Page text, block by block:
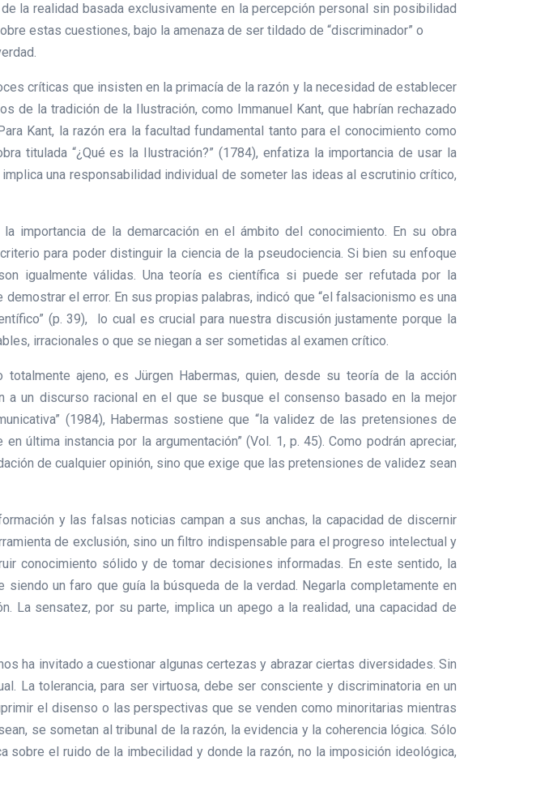
la realidad basada exclusivamente en la percepción personal sin posibilidad
estas cuestiones, bajo la amenaza de ser tildado de “discriminador” o
críticas que insisten en la primacía de la razón y la necesidad de establecer
de la tradición de la Ilustración, como Immanuel Kant, que habrían rechazado
Kant, la razón era la facultad fundamental tanto para el conocimiento como
titulada “¿Qué es la Ilustración?” (1784), enfatiza la importancia de usar la
una responsabilidad individual de someter las ideas al escrutinio crítico,
importancia de la demarcación en el ámbito del conocimiento. En su obra
para poder distinguir la ciencia de la pseudociencia. Si bien su enfoque
igualmente válidas. Una teoría es científica si puede ser refutada por la
el error. En sus propias palabras, indicó que “el falsacionismo es una
(p. 39), lo cual es crucial para nuestra discusión justamente porque la
irracionales o que se niegan a ser sometidas al examen crítico.
ajeno, es Jürgen Habermas, quien, desde su teoría de la acción
un discurso racional en el que se busque el consenso basado en la mejor
(1984), Habermas sostiene que “la validez de las pretensiones de
última instancia por la argumentación” (Vol. 1, p. 45). Como podrán apreciar,
de cualquier opinión, sino que exige que las pretensiones de validez sean
y las falsas noticias campan a sus anchas, la capacidad de discernir
de exclusión, sino un filtro indispensable para el progreso intelectual y
conocimiento sólido y de tomar decisiones informadas. En este sentido, la
un faro que guía la búsqueda de la verdad. Negarla completamente en
sensatez, por su parte, implica un apego a la realidad, una capacidad de
ha invitado a cuestionar algunas certezas y abrazar ciertas diversidades. Sin
La tolerancia, para ser virtuosa, debe ser consciente y discriminatoria en un
el disenso o las perspectivas que se venden como minoritarias mientras
se sometan al tribunal de la razón, la evidencia y la coherencia lógica. Sólo
el ruido de la imbecilidad y donde la razón, no la imposición ideológica,